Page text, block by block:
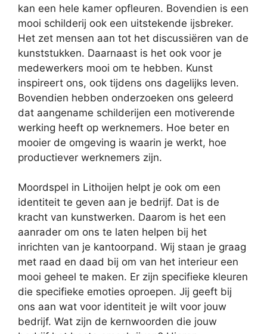
kan een hele kamer opfleuren. Bovendien is een
mooi schilderij ook een uitstekende ijsbreker.
Het zet mensen aan tot het discussiëren van de
kunststukken. Daarnaast is het ook voor je
medewerkers mooi om te hebben. Kunst
inspireert ons, ook tijdens ons dagelijks leven.
Bovendien hebben onderzoeken ons geleerd
dat aangename schilderijen een motiverende
werking heeft op werknemers. Hoe beter en
mooier de omgeving is waarin je werkt, hoe
productiever werknemers zijn.
Moordspel in Lithoijen helpt je ook om een
identiteit te geven aan je bedrijf. Dat is de
kracht van kunstwerken. Daarom is het een
aanrader om ons te laten helpen bij het
inrichten van je kantoorpand. Wij staan je graag
met raad en daad bij om van het interieur een
mooi geheel te maken. Er zijn specifieke kleuren
die specifieke emoties oproepen. Jij geeft bij
ons aan wat voor identiteit je wilt voor jouw
bedrijf. Wat zijn de kernwoorden die jouw